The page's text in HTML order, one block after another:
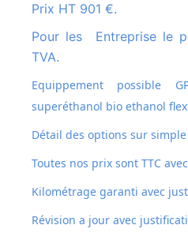
Prix HT 901 €.
Pour les Entreprise le paiement dû est HORS
TVA.
Equippement possible
superéthanol bio ethanol
Détail des options sur
Toutes nos prix sont TTC
Kilométrage garanti avec
Révision a jour avec